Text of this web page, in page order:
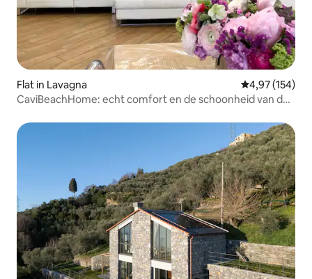
Flat in Lavagna Gemiddelde
4,97 (154)
CaviBeachHome: echt comfort en de schoonheid van de